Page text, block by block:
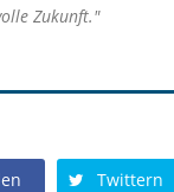
Zukunft."
Twittern